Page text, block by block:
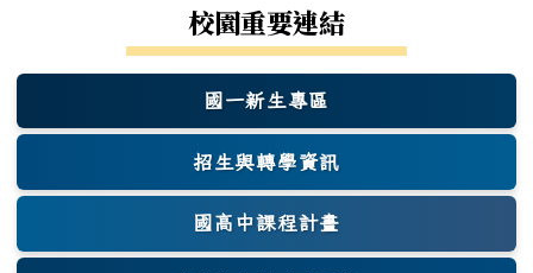
校園重要連結
國一新生專區
(另開新視窗)
招生與轉學資訊
國高中課程計畫